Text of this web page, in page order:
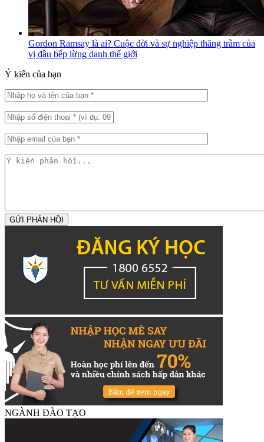
Gordon Ramsay là ai? Cuộc đời và sự nghiệp thăng trầm của
vị đầu bếp lừng danh thế giới
Ý kiến của bạn
GỬI PHẢN HỒI
NGÀNH ĐÀO TẠO